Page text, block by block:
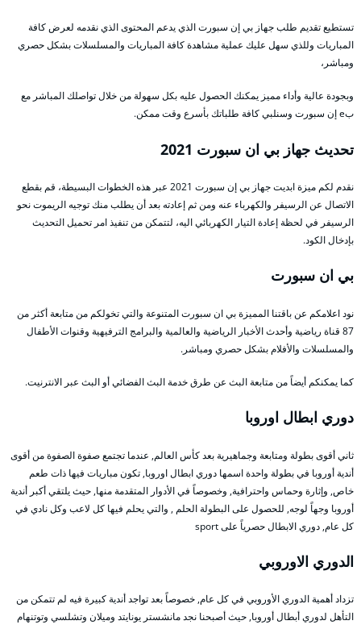
تستطيع تقديم طلب جهاز بي إن سبورت الذي يدعم المحتوى الذي نقدمه لعرض كافة
المباريات وللذي سهل عليك عملية مشاهدة كافة المباريات والمسلسلات بشكل حصري
ومباشر،
وبجودة عالية وأداء مميز يمكنك الحصول عليه بكل سهولة من خلال تواصلك المباشر مع
بe إن سبورت وسنلبي كافة طلباتك بأسرع وقت ممكن.
تحديث جهاز بي ان سبورت 2021
نقدم لكم ميزة ابديت جهاز بي إن سبورت 2021 عبر هذه الخطوات البسيطة، قم بقطع
الاتصال عن الرسيفر والكهرباء عنه ومن ثم إعادته بعد أن يطلب منك توجيه الريموت نحو
الرسيفر في لحظة إعادة التيار الكهربائي اليه، لتتمكن من تنفيذ امر تحميل التحديث
بإدخال الكود.
بي ان سبورت
نود اعلامكم عن باقتنا المميزة بي ان سبورت المتنوعة والتي تخولكم من متابعة أكثر من
87 قناة رياضية وأحدث الأخبار الرياضية والعالمية والبرامج الترفيهية وقنوات الأطفال
والمسلسلات والأفلام بشكل حصري ومباشر.
كما يمكنكم أيضاً من متابعة البث عن طرق خدمة البث الفضائي أو البث عبر الانترنيت.
دوري ابطال اوروبا
ثاني أقوى بطولة ومتابعة وجماهيرية بعد كأس العالم, عندما تجتمع صفوة الصفوة من أقوى
أندية أوروبا في بطولة واحدة اسمها دوري ابطال اوروبا, تكون مباريات فيها ذات طعم
خاص, وإثارة وحماس واحترافية, وخصوصاً في الأدوار المتقدمة منها, حيث يلتقي أكبر أندية
أوروبا وجهاً لوجه, للحصول على البطولة الحلم , والتي يحلم فيها كل لاعب وكل نادي في
كل عام, دوري الابطال حصرياً على sport
الدوري الاوروبي
تزداد أهمية الدوري الأوروبي في كل عام, خصوصاً بعد تواجد أندية كبيرة فيه لم تتمكن من
التأهل لدوري أبطال أوروبا, حيث أصبحنا نجد مانشستر يونايتد وميلان وتشلسي وتوتنهام